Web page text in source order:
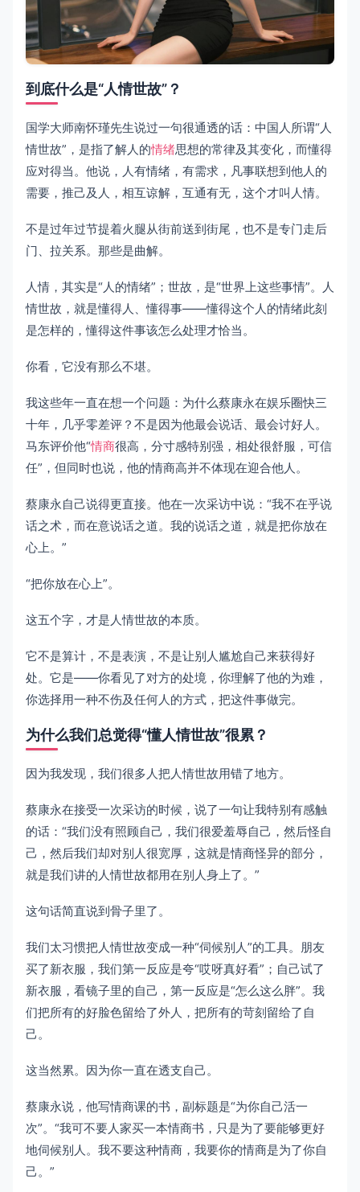
到底什么是“人情世故”？
国学大师南怀瑾先生说过一句很通透的话：中国人所谓“人
情世故”，是指了解人的情绪思想的常律及其变化，而懂得
应对得当。他说，人有情绪，有需求，凡事联想到他人的
需要，推己及人，相互谅解，互通有无，这个才叫人情。
不是过年过节提着火腿从街前送到街尾，也不是专门走后
门、拉关系。那些是曲解。
人情，其实是“人的情绪”；世故，是“世界上这些事情”。人
情世故，就是懂得人、懂得事——懂得这个人的情绪此刻
是怎样的，懂得这件事该怎么处理才恰当。
你看，它没有那么不堪。
我这些年一直在想一个问题：为什么蔡康永在娱乐圈快三
十年，几乎零差评？不是因为他最会说话、最会讨好人。
马东评价他“情商很高，分寸感特别强，相处很舒服，可信
任”，但同时也说，他的情商高并不体现在迎合他人。
蔡康永自己说得更直接。他在一次采访中说：“我不在乎说
话之术，而在意说话之道。我的说话之道，就是把你放在
心上。”
“把你放在心上”。
这五个字，才是人情世故的本质。
它不是算计，不是表演，不是让别人尴尬自己来获得好
处。它是——你看见了对方的处境，你理解了他的为难，
你选择用一种不伤及任何人的方式，把这件事做完。
为什么我们总觉得“懂人情世故”很累？
因为我发现，我们很多人把人情世故用错了地方。
蔡康永在接受一次采访的时候，说了一句让我特别有感触
的话：“我们没有照顾自己，我们很爱羞辱自己，然后怪自
己，然后我们却对别人很宽厚，这就是情商怪异的部分，
就是我们讲的人情世故都用在别人身上了。”
这句话简直说到骨子里了。
我们太习惯把人情世故变成一种“伺候别人”的工具。朋友
买了新衣服，我们第一反应是夸“哎呀真好看”；自己试了
新衣服，看镜子里的自己，第一反应是“怎么这么胖”。我
们把所有的好脸色留给了外人，把所有的苛刻留给了自
己。
这当然累。因为你一直在透支自己。
蔡康永说，他写情商课的书，副标题是“为你自己活一
次”。“我可不要人家买一本情商书，只是为了要能够更好
地伺候别人。我不要这种情商，我要你的情商是为了你自
己。”